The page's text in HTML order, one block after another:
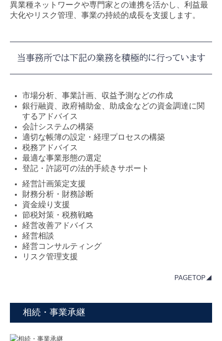
異業種ネットワークや専門家との連携を活かし、利益最
大化やリスク管理、事業の持続的成長を支援します。
当事務所では下記の業務を積極的に行っています
市場分析、事業計画、収益予測などの作成
銀行融資、政府補助金、助成金などの資金調達に関
するアドバイス
会計システムの構築
適切な帳簿の設定・経理プロセスの構築
税務アドバイス
最適な事業形態の選定
登記・許認可の法的手続きサポート
経営計画策定支援
財務分析・財務診断
資金繰り支援
節税対策・税務戦略
経営改善アドバイス
経営相談
経営コンサルティング
リスク管理支援
PAGETOP◢
相続・事業承継